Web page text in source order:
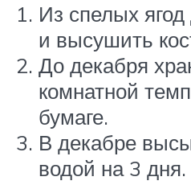
Из спелых
и высушить
До декабря
комнатной
бумаге.
В декабре
водой на 3